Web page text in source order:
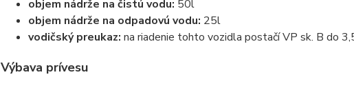
objem nádrže na čistú vodu: 50l
objem nádrže na odpadovú vodu: 25l
vodičský preukaz: na riadenie tohto vozidla postačí VP sk. B do
Výbava prívesu